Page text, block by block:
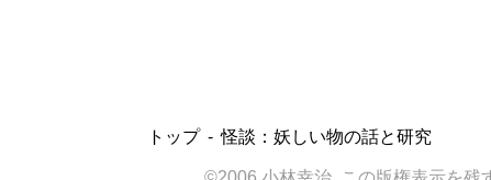
トップ 怪談：妖しい物の話と研究